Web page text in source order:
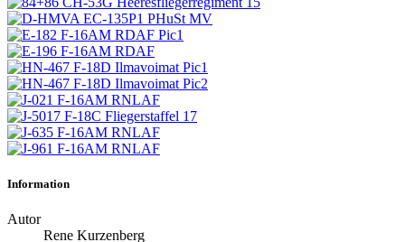
Information
Autor
Rene Kurzenberg